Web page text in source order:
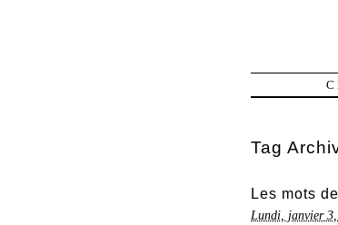
Tag
Les mots
Lundi, janvier 3,